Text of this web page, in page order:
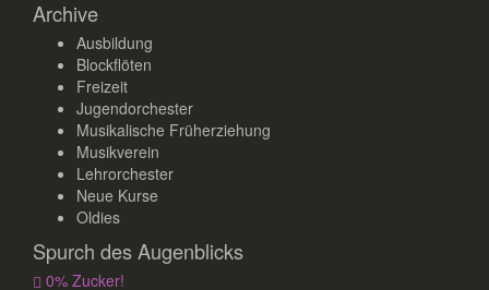
Archive
Ausbildung
Blockflöten
Freizeit
Jugendorchester
Musikalische Früherziehung
Musikverein
Lehrorchester
Neue Kurse
Oldies
Spurch des Augenblicks
0% Zucker!